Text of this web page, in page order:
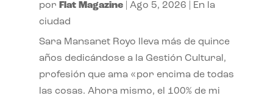
por Flat Magazine| Ago 5, 2026
En la
ciudad
Sara Mansanet Royo lleva más de quince
años dedicándose a la Gestión Cultural,
profesión que ama «por encima de todas
las cosas. Ahora mismo, el 100% de mi